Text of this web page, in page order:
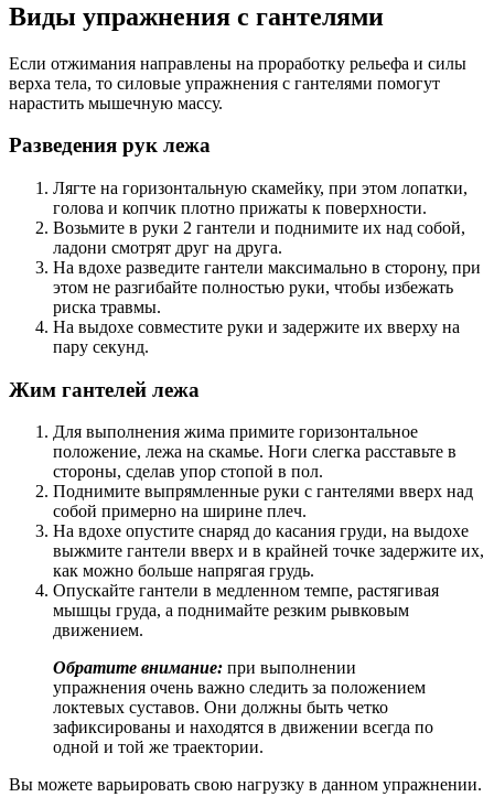
Виды упражнения с гантелями
Если отжимания направлены на проработку рельефа и силы
верха тела, то силовые упражнения с гантелями помогут
нарастить мышечную массу.
Разведения рук лежа
Лягте на горизонтальную скамейку, при этом лопатки,
голова и копчик плотно прижаты к поверхности.
Возьмите в руки 2 гантели и поднимите их над собой,
ладони смотрят друг на друга.
На вдохе разведите гантели максимально в сторону, при
этом не разгибайте полностью руки, чтобы избежать
риска травмы.
На выдохе совместите руки и задержите их вверху на
пару секунд.
Жим гантелей лежа
Для выполнения жима примите горизонтальное
положение, лежа на скамье. Ноги слегка расставьте в
стороны, сделав упор стопой в пол.
Поднимите выпрямленные руки с гантелями вверх над
собой примерно на ширине плеч.
На вдохе опустите снаряд до касания груди, на выдохе
выжмите гантели вверх и в крайней точке задержите их,
как можно больше напрягая грудь.
Опускайте гантели в медленном темпе, растягивая
мышцы груда, а поднимайте резким рывковым
движением.
Обратите внимание: при выполнении
упражнения очень важно следить за положением
локтевых суставов. Они должны быть четко
зафиксированы и находятся в движении всегда по
одной и той же траектории.
Вы можете варьировать свою нагрузку в данном упражнении.